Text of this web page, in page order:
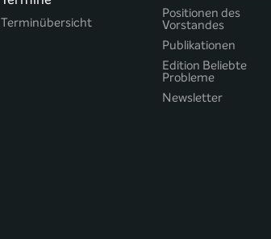
Terminübersicht
Positionen des
Vorstandes
Publikationen
Edition Beliebte
Probleme
Newsletter